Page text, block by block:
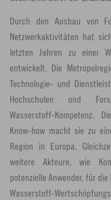
Durch den Ausbau von
Netzwerkaktivitäten hat
letzten Jahren zu einer
entwickelt. Die
Technologie- und
Hochschulen und
Wasserstoff-Kompetenz.
Know-how macht sie zu
Region in Europa.
weitere Akteure, wie
potenzielle Anwender, für
Wasserstoff-